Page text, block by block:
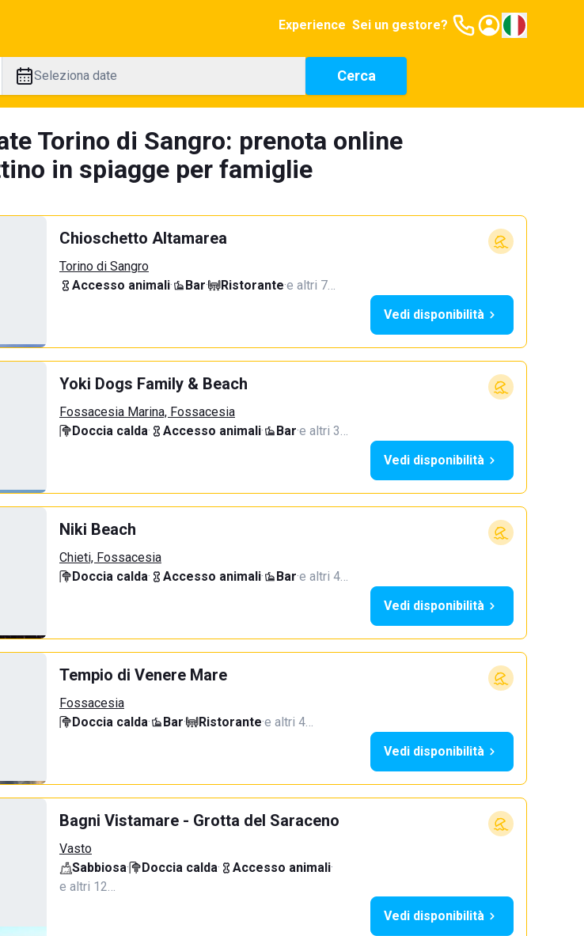
Experience Sei un gestore?
Seleziona date Cerca
Torino di Sangro: prenota online
in spiagge per famiglie
Chioschetto Altamarea
Torino di Sangro
Accesso animali· Bar· Ristorante·e altri 7…
Vedi disponibilità
Yoki Dogs Family & Beach
Fossacesia Marina, Fossacesia
Doccia calda· Accesso animali· Bar·e altri 3…
Vedi disponibilità
Niki Beach
Chieti, Fossacesia
Doccia calda· Accesso animali· Bar·e altri 4…
Vedi disponibilità
Tempio di Venere Mare
Fossacesia
Doccia calda· Bar· Ristorante·e altri 4…
Vedi disponibilità
Bagni Vistamare - Grotta del Saraceno
Vasto
Sabbiosa· Doccia calda· Accesso animali·
e altri 12…
Vedi disponibilità